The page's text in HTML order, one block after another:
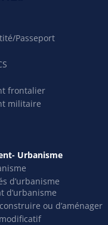
Passeport
frontalier
militaire
Urbanisme
d’urbanisme
d’urbanisme
ou d’aménager